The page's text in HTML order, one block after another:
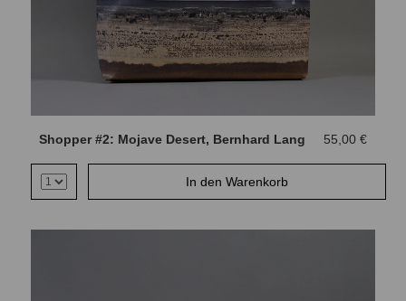
55,00 €
Shopper #2: Mojave Desert, Bernhard Lang